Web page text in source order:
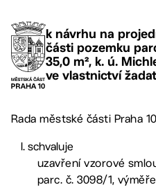
k návrhu na
části pozemku
35,0 m², k. ú.
ve vlastnictví
Rada městské části Praha 10
schvaluje
uzavření vzorové
parc. č. 3098/1,